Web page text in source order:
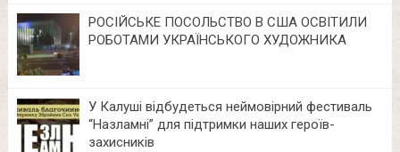
РОСІЙСЬКЕ ПОСОЛЬСТВО В США ОСВІТИЛИ
РОБОТАМИ УКРАЇНСЬКОГО ХУДОЖНИКА
У Калуші відбудеться неймовірний фестиваль
“Назламні” для підтримки наших героїв-
захисників